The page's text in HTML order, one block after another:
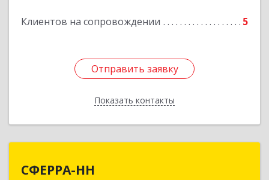
Клиентов на сопровождении 5
Отправить заявку
Показать контакты
Отправить заявку
Назад
СФЕРРА-НН